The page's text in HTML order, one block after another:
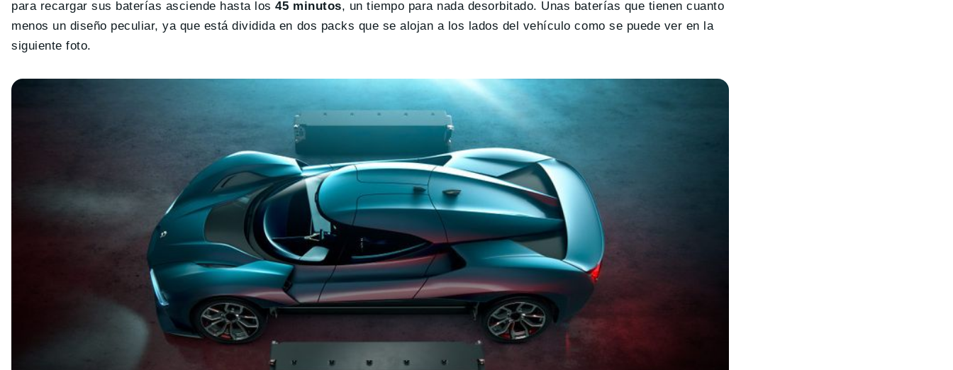
para recargar sus baterías asciende hasta los45 minutos, un tiempo para nada desorbitado. Unas baterías que tienen cuanto
menos un diseño peculiar, ya que está dividida en dos packs que se alojan a los lados del vehículo como se puede ver en la
siguiente foto.